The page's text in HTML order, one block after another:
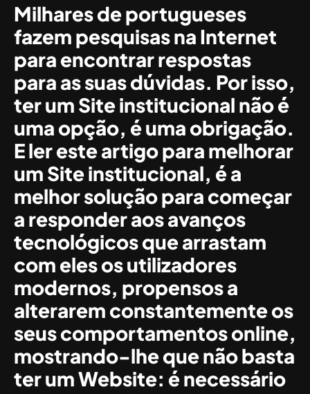
Milhares de portugueses
fazem pesquisas na Internet
para encontrar respostas
para as suas dúvidas. Por isso,
ter um Site institucional não é
uma opção, é uma obrigação.
E ler este artigo para melhorar
um Site institucional, é a
melhor solução para começar
a responder aos avanços
tecnológicos que arrastam
com eles os utilizadores
modernos, propensos a
alterarem constantemente os
seus comportamentos online,
mostrando-lhe que não basta
ter um Website: é necessário